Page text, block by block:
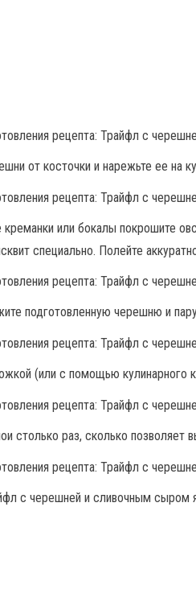
от косточки и нарежьте ее на
или бокалы покрошите
специально. Полейте
подготовленную черешню и
(или с помощью кулинарного
столько раз, сколько позволяет
с черешней и сливочным сыром